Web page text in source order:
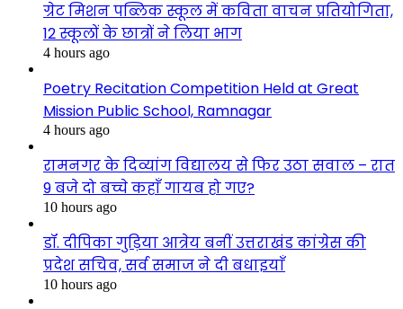
ग्रेट मिशन पब्लिक स्कूल में कविता वाचन प्रतियोगिता,
12 स्कूलों के छात्रों ने लिया भाग
4 hours ago
Poetry Recitation Competition Held at Great
Mission Public School, Ramnagar
4 hours ago
रामनगर के दिव्यांग विद्यालय से फिर उठा सवाल – रात
9 बजे दो बच्चे कहाँ गायब हो गए?
10 hours ago
डॉ. दीपिका गुड़िया आत्रेय बनीं उत्तराखंड कांग्रेस की
प्रदेश सचिव, सर्व समाज ने दी बधाइयाँ
10 hours ago